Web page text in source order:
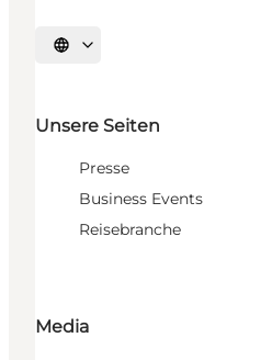
Sprache auswählen
Unsere Seiten
Presse
Business Events
Reisebranche
Media